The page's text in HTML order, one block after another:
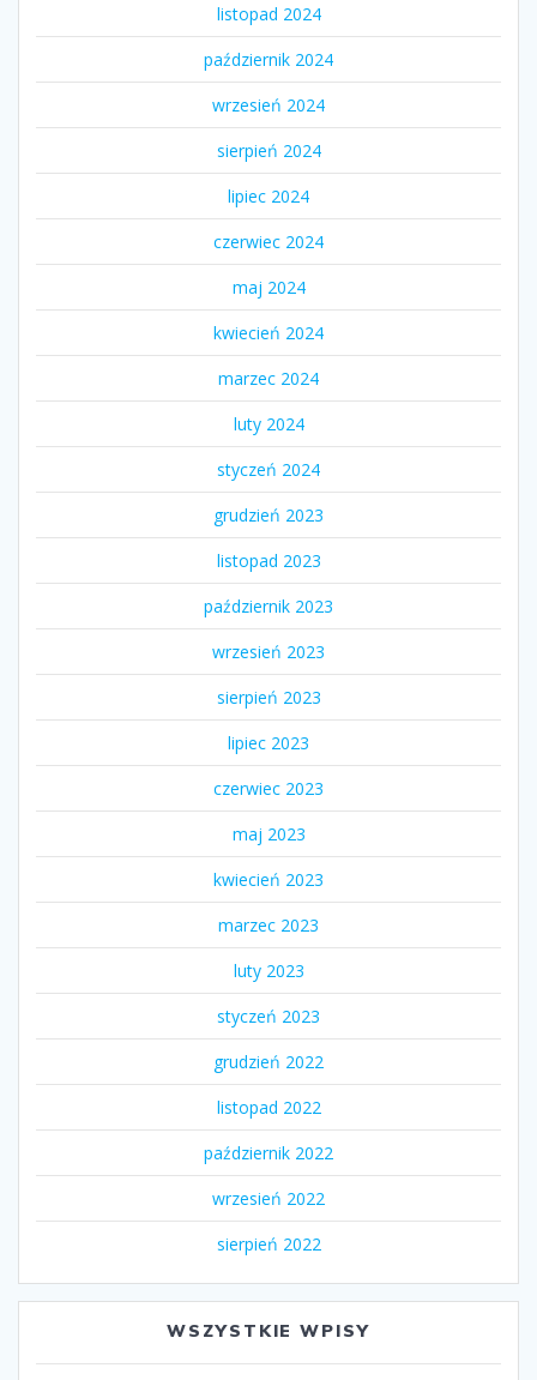
listopad 2024
październik 2024
wrzesień 2024
sierpień 2024
lipiec 2024
czerwiec 2024
maj 2024
kwiecień 2024
marzec 2024
luty 2024
styczeń 2024
grudzień 2023
listopad 2023
październik 2023
wrzesień 2023
sierpień 2023
lipiec 2023
czerwiec 2023
maj 2023
kwiecień 2023
marzec 2023
luty 2023
styczeń 2023
grudzień 2022
listopad 2022
październik 2022
wrzesień 2022
sierpień 2022
WSZYSTKIE WPISY